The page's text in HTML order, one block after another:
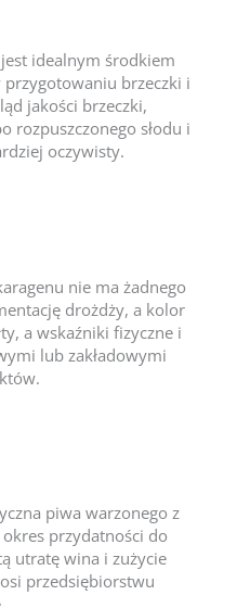
idealnym środkiem
brzeczki i
jakości brzeczki,
rozpuszczonego słodu i
oczywisty.
nie ma żadnego
drożdży, a kolor
a wskaźniki fizyczne i
lub zakładowymi
piwa warzonego z
przydatności do
utratę wina i zużycie
przedsiębiorstwu